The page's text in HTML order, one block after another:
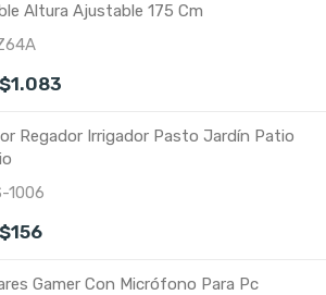
Altura Ajustable 175 Cm
$1.083
Regador Irrigador Pasto Jardín Patio
1006
$156
Gamer Con Micrófono Para Pc